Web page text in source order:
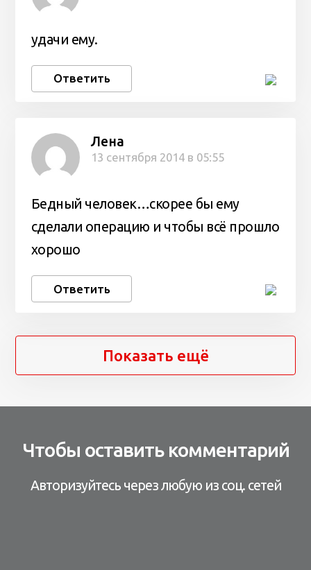
удачи ему.
Ответить
Лена
13 сентября 2014 в 05:55
Бедный человек…скорее бы ему
сделали операцию и чтобы всё прошло
хорошо
Ответить
Показать ещё
Чтобы оставить комментарий
Авторизуйтесь через любую из соц. сетей